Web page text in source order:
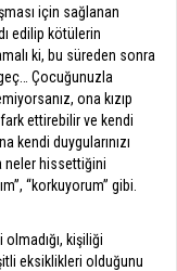
için sağlanan
edilip kötülerin
ki, bu süreden sonra
Çocuğunuzla
ona kızıp
ettirebilir ve kendi
kendi duygularınızı
neler hissettiğini
“korkuyorum” gibi.
olmadığı, kişiliği
eksiklikleri olduğunu